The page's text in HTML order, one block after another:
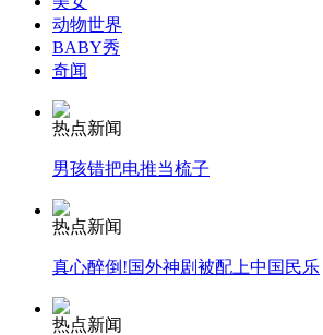
恶夫泼油烧妻酿惨剧
丈夫捅伤妻子后自残
动物世界
BABY秀
奇闻
热点新闻
男孩错把电推当梳子
热点新闻
真心醉倒!国外神剧被配上中国民乐
热点新闻